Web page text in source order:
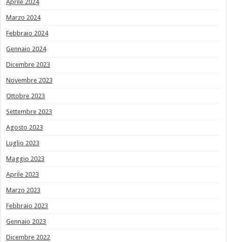
Aprile 2024
Marzo 2024
Febbraio 2024
Gennaio 2024
Dicembre 2023
Novembre 2023
Ottobre 2023
Settembre 2023
Agosto 2023
Luglio 2023
Maggio 2023
Aprile 2023
Marzo 2023
Febbraio 2023
Gennaio 2023
Dicembre 2022